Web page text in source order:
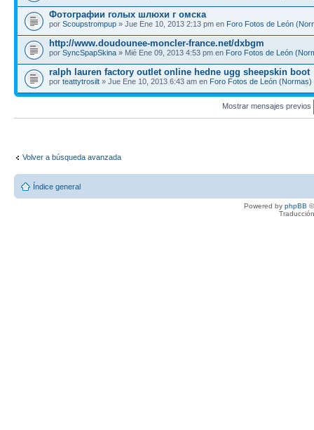
Фотографии голых шлюхи г омска
por Scoupstrompup » Jue Ene 10, 2013 2:13 pm en Foro Fotos de León
http://www.doudounee-moncler-france.net/dxbgm
por SyncSpapSkina » Mié Ene 09, 2013 4:53 pm en Foro Fotos de León
ralph lauren factory outlet online hedne ugg sheepskin boot
por teattytrosilt » Jue Ene 10, 2013 6:43 am en Foro Fotos de León (Normas)
Mostrar mensajes previos
Volver a búsqueda avanzada
Índice general
Powered by phpBB